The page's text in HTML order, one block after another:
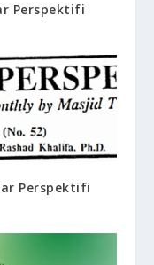
Perspektifi
Perspektifi